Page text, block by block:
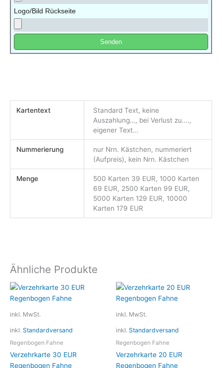
Logo/Bild Rückseite
Senden
A
r
n
i
v
Kartentext
Standard Text, keine
Auszahlung…, bei Verlust zu….,
eigener Text…
Nummerierung
nur Nrn. Kästchen, nummeriert
(Aufpreis), kein Nrn. Kästchen
Menge
500 Karten 39 EUR, 1000 Karten
69 EUR, 2500 Karten 99 EUR,
5000 Karten 129 EUR, 10000
Karten 179 EUR
Ähnliche Produkte
inkl. MwSt.
inkl. Standardversand
Regenbogen Fahne
Verzehrkarte 30 EUR
Regenbogen Fahne
Varianten
inkl. MwSt.
inkl. Standardversand
Regenbogen Fahne
Verzehrkarte 20 EUR
Regenbogen Fahne